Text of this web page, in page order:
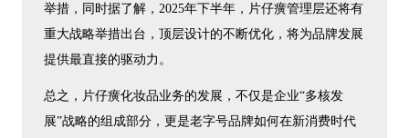
举措，同时据了解，2025年下半年，片仔癀管理层还将有
重大战略举措出台，顶层设计的不断优化，将为品牌发展
提供最直接的驱动力。
总之，片仔癀化妆品业务的发展，不仅是企业“多核发
展”战略的组成部分，更是老字号品牌如何在新消费时代